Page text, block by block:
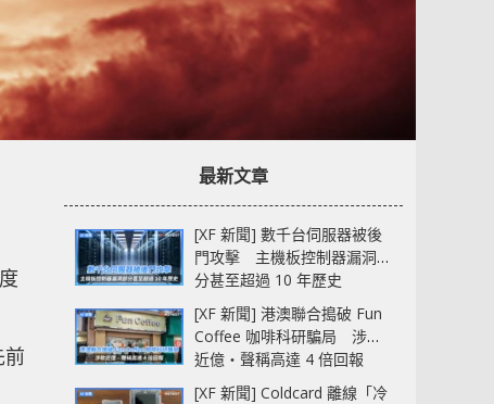
前
最新文章
[XF 新聞] 數千台伺服器被後
門攻擊 主機板控制器漏洞部
分甚至超過 10 年歷史
[XF 新聞] 港澳聯合搗破 Fun
Coffee 咖啡科研騙局 涉款
近億‧聲稱高達 4 倍回報
[XF 新聞] Coldcard 離線「冷